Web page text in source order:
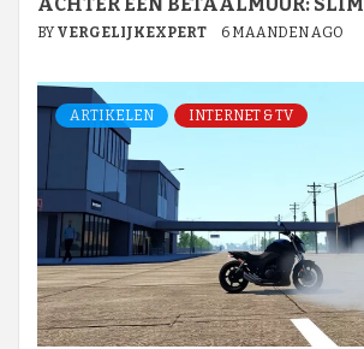
ACHTER EEN BETAALMUUR:
BY VERGELIJKEXPERT 6 MAANDEN AGO
ARTIKELEN INTERNET & TV